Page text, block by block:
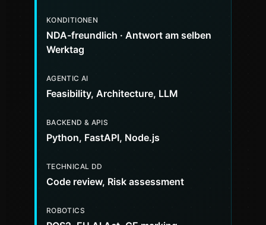
KONDITIONEN
NDA-freundlich · Antwort am selben
Werktag
AGENTIC AI
Feasibility, Architecture, LLM
BACKEND & APIS
Python, FastAPI, Node.js
TECHNICAL DD
Code review, Risk assessment
ROBOTICS